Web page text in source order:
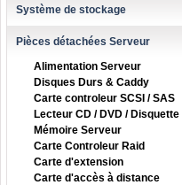
Système de stockage
Pièces détachées Serveur
Alimentation Serveur
Disques Durs & Caddy
Carte controleur SCSI / SAS
Lecteur CD / DVD / Disquette
Mémoire Serveur
Carte Controleur Raid
Carte d'extension
Carte d'accès à distance